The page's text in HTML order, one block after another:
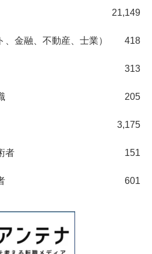
21,149
金融、不動産、士業） 418
313
205
3,175
者 151
601